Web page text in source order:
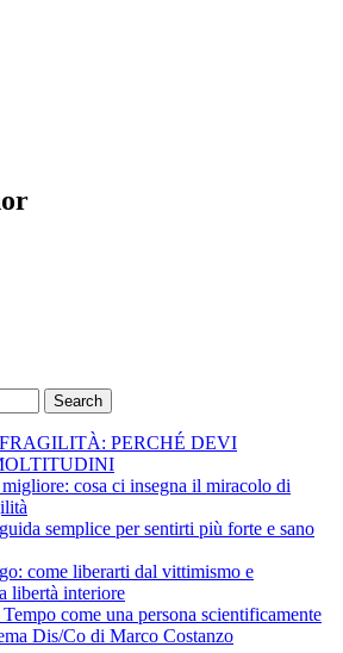
Search
PERCHÉ DEVI
cosa ci insegna il miracolo di
semplice per sentirti più forte e sano
come liberarti dal vittimismo e
libertà interiore
come una persona scientificamente
Dis/Co di Marco Costanzo